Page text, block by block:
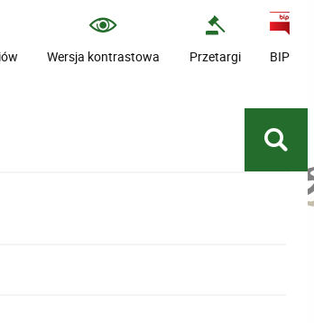
Wersja kontrastowa Przetargi BIP